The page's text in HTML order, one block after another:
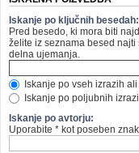
Iskanje po ključnih besedah:
Pred besedo, ki mora biti
želite iz seznama besed
delna ujemanja.
Iskanje po vseh izrazih
Iskanje po poljubnih
Iskanje po avtorju:
Uporabite * kot poseben